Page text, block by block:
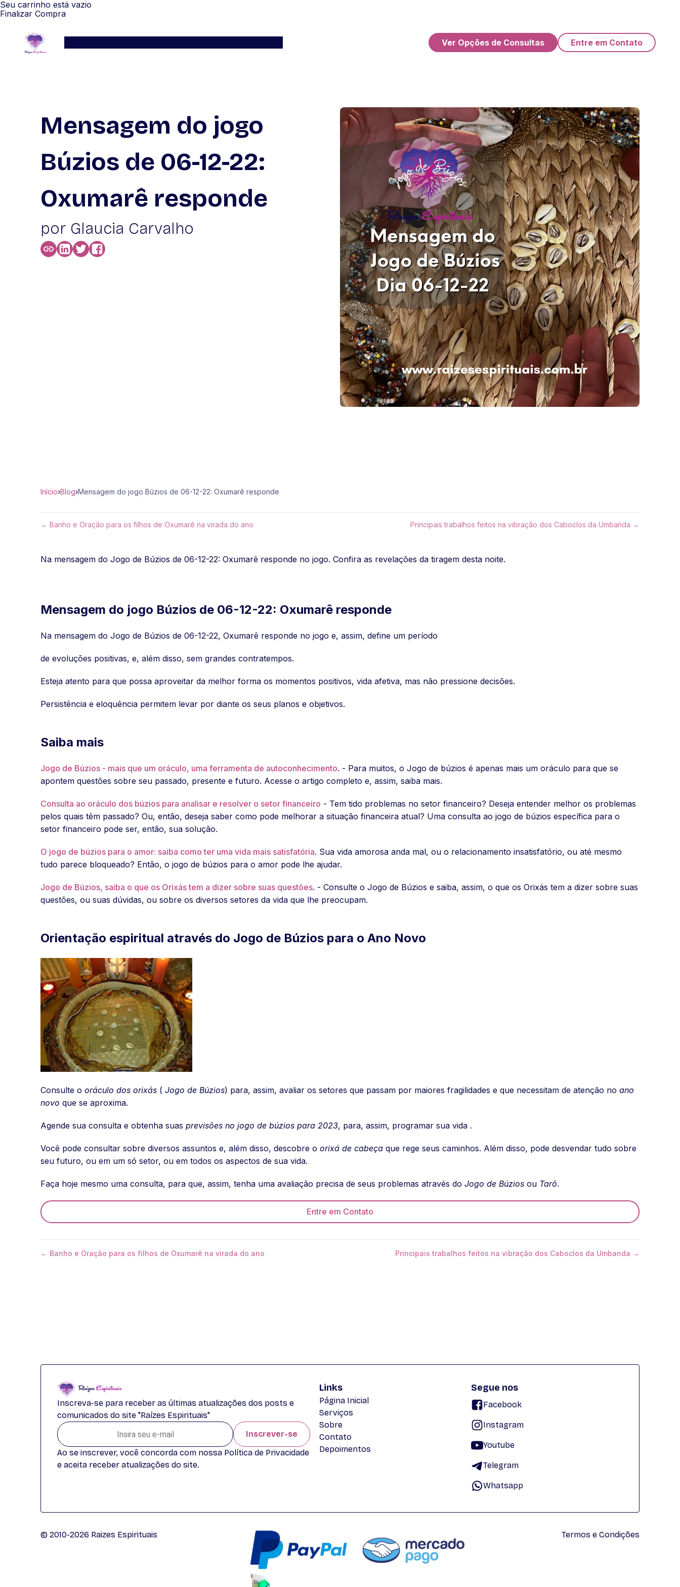
Seu carrinho está vazio
Finalizar Compra
Ver Opções de Consultas Entre em Contato
Mensagem do jogo
Búzios de 06-12-22:
Oxumarê responde
por Glaucia Carvalho
Início›Blog›Mensagem do jogo Búzios de 06-12-22: Oxumarê responde
← Banho e Oração para os filhos de Oxumarê na virada do ano Principais trabalhos feitos na vibração dos Caboclos da Umbanda →
Na mensagem do Jogo de Búzios de 06-12-22: Oxumarê responde no jogo. Confira as revelações da tiragem desta noite.
Mensagem do jogo Búzios de 06-12-22: Oxumarê responde
Na mensagem do Jogo de Búzios de 06-12-22, Oxumarê responde no jogo e, assim, define um período
de evoluções positivas, e, além disso, sem grandes contratempos.
Esteja atento para que possa aproveitar da melhor forma os momentos positivos, vida afetiva, mas não pressione decisões.
Persistência e eloquência permitem levar por diante os seus planos e objetivos.
Saiba mais
Jogo de Búzios - mais que um oráculo, uma ferramenta de autoconhecimento. - Para muitos, o Jogo de búzios é apenas mais um oráculo para que se
apontem questões sobre seu passado, presente e futuro. Acesse o artigo completo e, assim, saiba mais.
Consulta ao oráculo dos búzios para analisar e resolver o setor financeiro - Tem tido problemas no setor financeiro? Deseja entender melhor os problemas
pelos quais têm passado? Ou, então, deseja saber como pode melhorar a situação financeira atual? Uma consulta ao jogo de búzios específica para o
setor financeiro pode ser, então, sua solução.
O jogo de búzios para o amor: saiba como ter uma vida mais satisfatória. Sua vida amorosa anda mal, ou o relacionamento insatisfatório, ou até mesmo
tudo parece bloqueado? Então, o jogo de búzios para o amor pode lhe ajudar.
Jogo de Búzios, saiba o que os Orixás tem a dizer sobre suas questões. - Consulte o Jogo de Búzios e saiba, assim, o que os Orixás tem a dizer sobre suas
questões, ou suas dúvidas, ou sobre os diversos setores da vida que lhe preocupam.
Orientação espiritual através do Jogo de Búzios para o Ano Novo
Consulte o oráculo dos orixás ( Jogo de Búzios) para, assim, avaliar os setores que passam por maiores fragilidades e que necessitam de atenção no ano
novo que se aproxima.
Agende sua consulta e obtenha suas previsões no jogo de búzios para 2023, para, assim, programar sua vida .
Você pode consultar sobre diversos assuntos e, além disso, descobre o orixá de cabeça que rege seus caminhos. Além disso, pode desvendar tudo sobre
seu futuro, ou em um só setor, ou em todos os aspectos de sua vida.
Faça hoje mesmo uma consulta, para que, assim, tenha uma avaliação precisa de seus problemas através do Jogo de Búzios ou Tarô.
Entre em Contato
← Banho e Oração para os filhos de Oxumarê na virada do ano Principais trabalhos feitos na vibração dos Caboclos da Umbanda →
Inscreva-se para receber as últimas atualizações dos posts e
comunicados do site "Raízes Espirituais"
Inscrever-se
Ao se inscrever, você concorda com nossa Política de Privacidade
e aceita receber atualizações do site.
Links
Página Inicial
Serviços
Sobre
Contato
Depoimentos
Segue nos
Facebook
Instagram
Youtube
Telegram
Whatsapp
© 2010-2026 Raizes Espirituais Termos e Condições